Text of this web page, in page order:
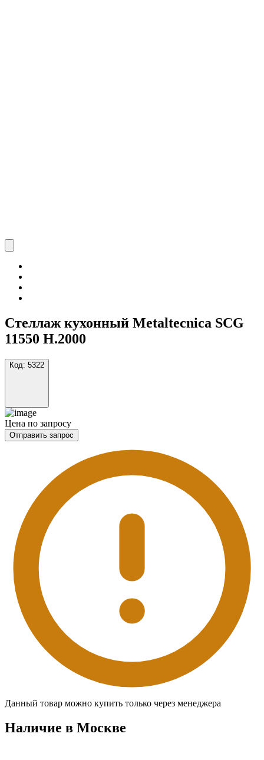
Стеллаж кухонный Metaltecnica SCG
11550 H.2000
Код: 5322
Цена по запросу
Отправить запрос
Данный товар можно купить только через менеджера
Наличие в Москвe